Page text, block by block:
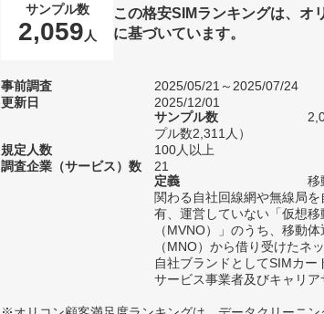
サンプル数
2,059 人
この格安SIMランキングは、オ
に基づいています。
事前調査
2025/05/21～2025/07/24
更新日
2025/12/01
サンプル数
プル数2,311人）
規定人数
100人以上
調査企業（サービス）数
21
定義
移
関わる自社回線網や無線局
有、運営していない「仮想
（MVNO）」のうち、移動
（MNO）から借り受けたネ
自社ブランドとしてSIMカー
サービス事業者及びキャリア